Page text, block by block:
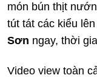
món bún thịt
tút tát các kiểu
Sơn ngay, thời
Video view toàn